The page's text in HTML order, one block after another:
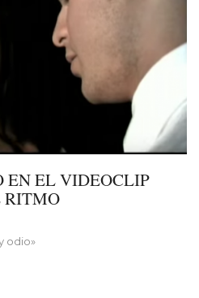
EN EL VIDEOCLIP
RITMO
odio»